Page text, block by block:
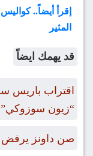
إقرأ أيضاً..
المثير
قد يهمك ايضاً
اقتراب باريس
“زيون سوزوكي”
صن داونز يرفض